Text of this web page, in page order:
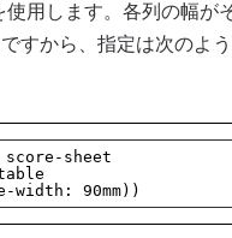
使用します。各列の幅が
すから、指定は次のよう
score-sheet
width: 90mm))